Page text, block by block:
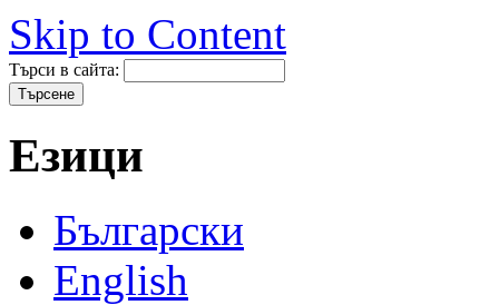
Skip to Content
Търси в сайта:
Езици
Български
English